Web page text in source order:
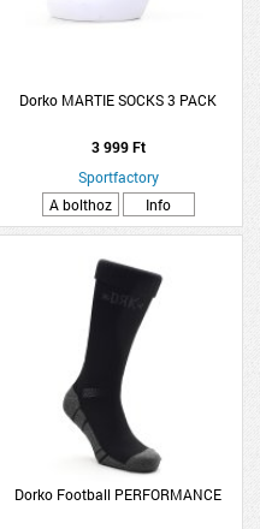
Dorko MARTIE SOCKS 3 PACK
3 999 Ft
Sportfactory
A bolthoz
Info
Dorko Football PERFORMANCE